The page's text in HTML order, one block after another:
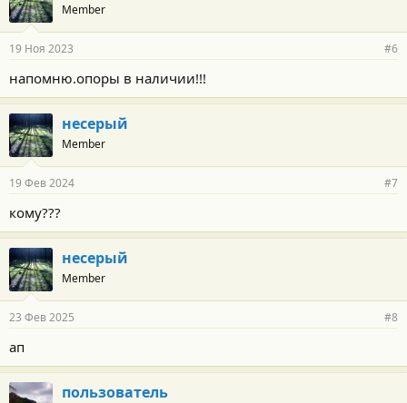
Member
19 Ноя 2023 #6
напомню.опоры в наличии!!!
несерый
Member
19 Фев 2024 #7
кому???
несерый
Member
23 Фев 2025 #8
ап
пользователь